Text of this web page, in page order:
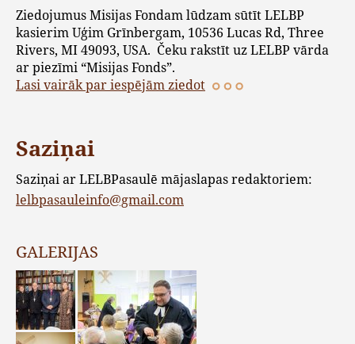
Ziedojumus Misijas Fondam lūdzam sūtīt LELBP
kasierim Uģim Grīnbergam, 10536 Lucas Rd, Three
Rivers, MI 49093, USA. Čeku rakstīt uz LELBP vārda
ar piezīmi “Misijas Fonds”.
Lasi vairāk par iespējām ziedot
Saziņai
Saziņai ar LELBPasaulē mājaslapas redaktoriem:
lelbpasauleinfo@gmail.com
GALERIJAS